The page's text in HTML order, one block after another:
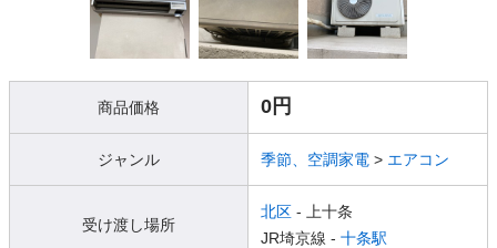
商品価格 0円
ジャンル 季節、空調家電 > エアコン
受け渡し場所
北区 - 上十条
JR埼京線 - 十条駅